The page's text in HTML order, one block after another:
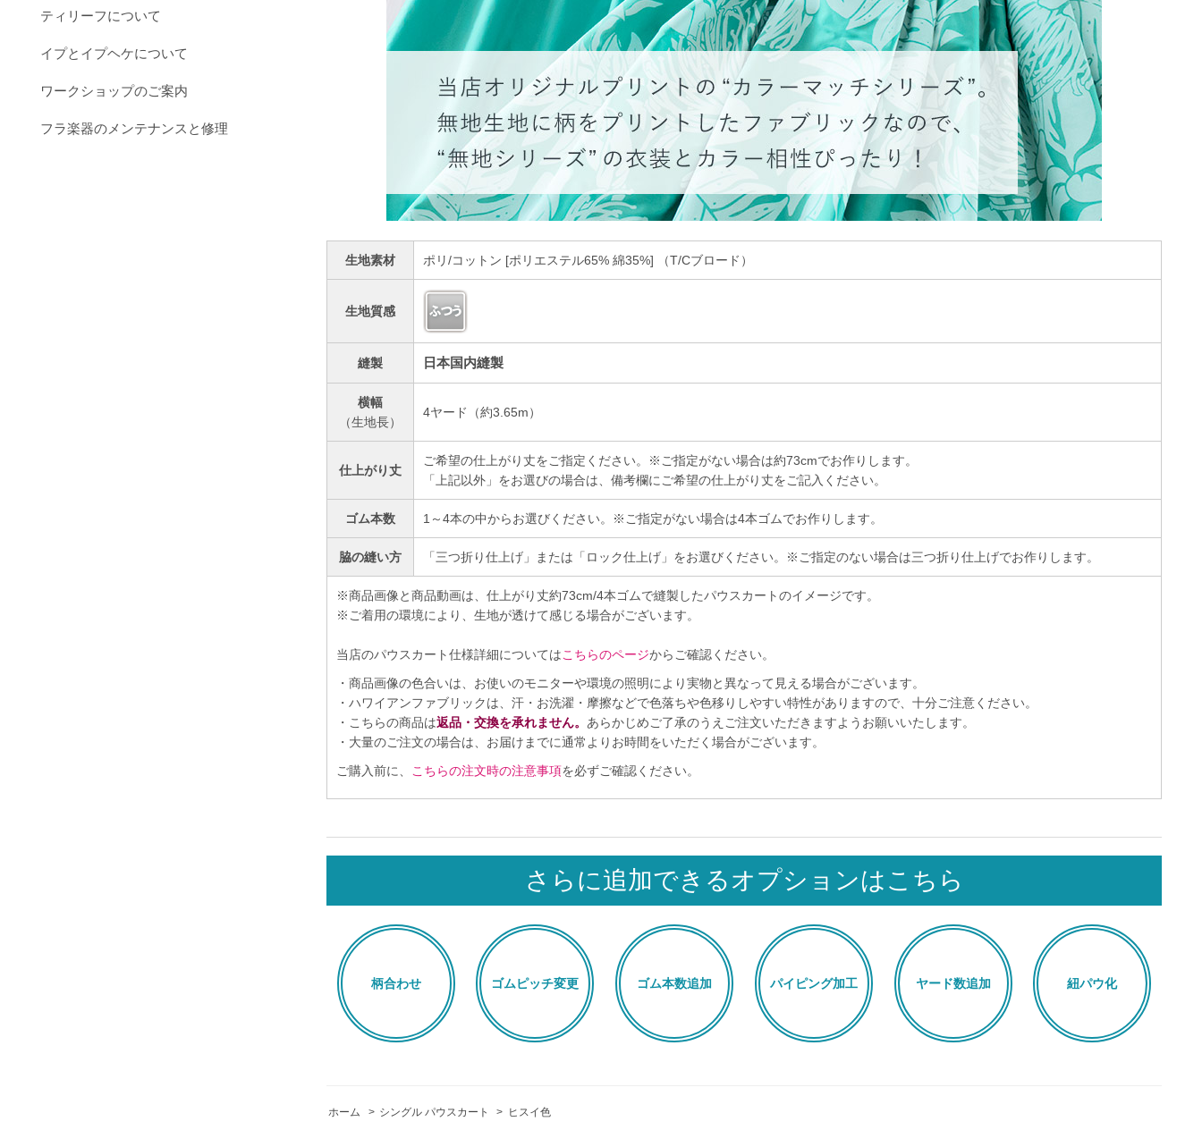
生地素材 ポリ/コットン [ポリエステル65% 綿35%] （T/Cブロード）
生地質感
縫製 日本国内縫製
横幅
（生地長）
4ヤード（約3.65m）
仕上がり丈
ご希望の仕上がり丈をご指定ください。※ご指定がない場合は約73cmでお作りします。
「上記以外」をお選びの場合は、備考欄にご希望の仕上がり丈をご記入ください。
ゴム本数 1～4本の中からお選びください。※ご指定がない場合は4本ゴムでお作りします。
脇の縫い方 「三つ折り仕上げ」または「ロック仕上げ」をお選びください。※ご指定のない場合は三つ折り仕上げでお作りします。
※商品画像と商品動画は、仕上がり丈約73cm/4本ゴムで縫製したパウスカートのイメージです。
※ご着用の環境により、生地が透けて感じる場合がございます。
当店のパウスカート仕様詳細についてはこちらのページからご確認ください。
・商品画像の色合いは、お使いのモニターや環境の照明により実物と異なって見える場合がございます。
・ハワイアンファブリックは、汗・お洗濯・摩擦などで色落ちや色移りしやすい特性がありますので、十分ご注意ください。
・こちらの商品は返品・交換を承れません。 あらかじめご了承のうえご注文いただきますようお願いいたします。
・大量のご注文の場合は、お届けまでに通常よりお時間をいただく場合がございます。
ご購入前に、
こちらの注文時の注意事項を必ずご確認ください。
さらに追加できるオプションはこちら
柄合わせ ゴムピッチ変更 ゴム本数追加 パイピング加工 ヤード数追加 紐パウ化
ホーム > シングル パウスカート > ヒスイ色
ティリーフについて
イプとイプヘケについて
ワークショップのご案内
フラ楽器のメンテナンスと修理